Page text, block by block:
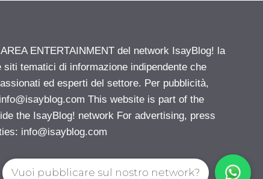
ENTERTAINMENT del network IsayBlog! la
tematici di informazione indipendente che
ed esperti del settore. Per pubblicità,
info@isayblog.com This website is part of the
the IsayBlog! network For advertising, press
info@isayblog.com
Vuoi pubblicare sul nostro network?